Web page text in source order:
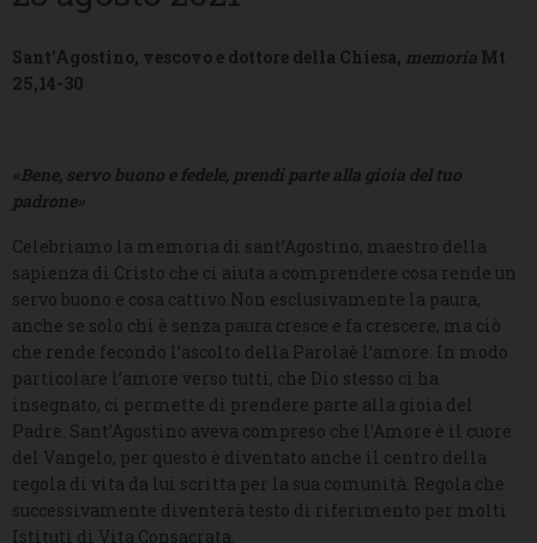
Sant’Agostino, vescovo e dottore della Chiesa, memoria Mt
25,14-30
«Bene, servo buono e fedele, prendi parte alla gioia del tuo
padrone»
Celebriamo la memoria di sant’Agostino, maestro della
sapienza di Cristo che ci aiuta a comprendere cosa rende un
servo buono e cosa cattivo.Non esclusivamente la paura,
anche se solo chi è senza paura cresce e fa crescere, ma ciò
che rende fecondo l’ascolto della Parolaè l’amore. In modo
particolare l’amore verso tutti, che Dio stesso ci ha
insegnato, ci permette di prendere parte alla gioia del
Padre. Sant’Agostino aveva compreso che l’Amore è il cuore
del Vangelo, per questo è diventato anche il centro della
regola di vita da lui scritta per la sua comunità. Regola che
successivamente diventerà testo di riferimento per molti
Istituti di Vita Consacrata.